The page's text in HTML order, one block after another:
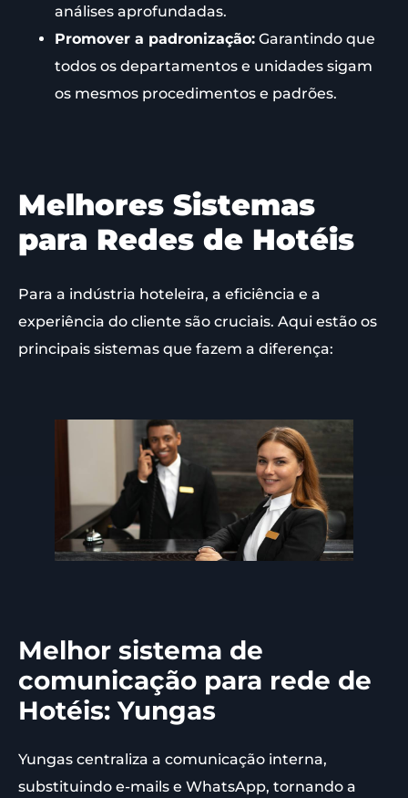
análises aprofundadas.
Promover a padronização: Garantindo que
todos os departamentos e unidades sigam
os mesmos procedimentos e padrões.
Melhores Sistemas
para Redes de Hotéis
Para a indústria hoteleira, a eficiência e a
experiência do cliente são cruciais. Aqui estão os
principais sistemas que fazem a diferença:
Melhor sistema de
comunicação para rede de
Hotéis: Yungas
Yungas centraliza a comunicação interna,
substituindo e-mails e WhatsApp, tornando a